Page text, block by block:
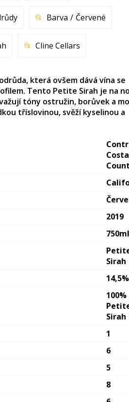
Barva Červené
Cline Cellars
Costa
2019
750ml
Sirah
14,5%
100%
Sirah
1
6
5
8
která ovšem dává vína se
Tento Petite Sirah je na
tóny ostružin, borůvek a
tříslovinou, svěží kyselinou a